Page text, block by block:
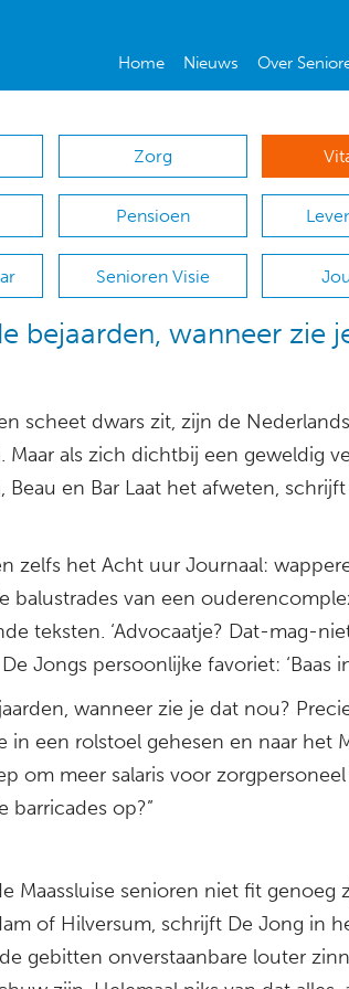
Home Nieuws Over
Zorg
Pensioen
Senioren Visie
bejaarden, wanneer zie
scheet dwars zit, zijn de
Maar als zich dichtbij een geweldig
Beau en Bar Laat het afweten,
zelfs het Acht uur Journaal:
balustrades van een
teksten. ‘Advocaatje? Dat-mag-
Jongs persoonlijke favoriet: ‘Baas
wanneer zie je dat nou?
in een rolstoel gehesen en naar het
om meer salaris voor
barricades op?”
Maassluise senioren niet fit genoeg
of Hilversum, schrijft De Jong in
gebitten onverstaanbare louter